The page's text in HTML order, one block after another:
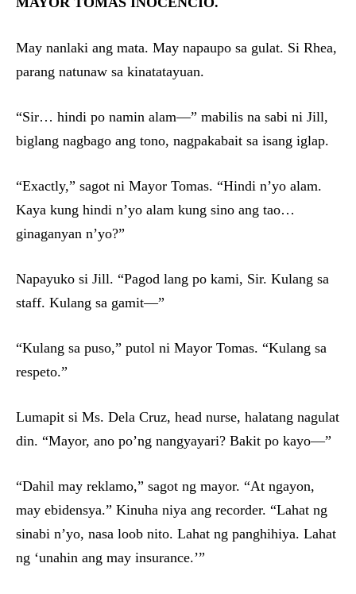
May nanlaki ang mata. May napaupo sa gulat. Si Rhea,
parang natunaw sa kinatatayuan.
“Sir… hindi po namin alam—” mabilis na sabi ni Jill,
biglang nagbago ang tono, nagpakabait sa isang iglap.
“Exactly,” sagot ni Mayor Tomas. “Hindi n’yo alam.
Kaya kung hindi n’yo alam kung sino ang tao…
ginaganyan n’yo?”
Napayuko si Jill. “Pagod lang po kami, Sir. Kulang sa
staff. Kulang sa gamit—”
“Kulang sa puso,” putol ni Mayor Tomas. “Kulang sa
respeto.”
Lumapit si Ms. Dela Cruz, head nurse, halatang nagulat
din. “Mayor, ano po’ng nangyayari? Bakit po kayo—”
“Dahil may reklamo,” sagot ng mayor. “At ngayon,
may ebidensya.” Kinuha niya ang recorder. “Lahat ng
sinabi n’yo, nasa loob nito. Lahat ng panghihiya. Lahat
ng ‘unahin ang may insurance.’”